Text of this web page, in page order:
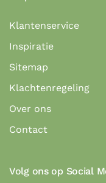
Klantenservice
Inspiratie
Sitemap
Klachtenregeling
Over ons
Contact
Volg ons op Social